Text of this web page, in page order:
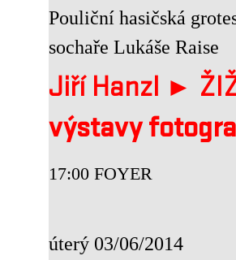
Pouliční hasičská
sochaře Lukáše Raise
Jiří Hanzl ►
výstavy
17:00 FOYER
úterý 03/06/2014